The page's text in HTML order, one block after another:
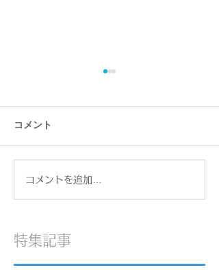
デザフェス62が終わって
コメント
コメントを追加…
特集記事